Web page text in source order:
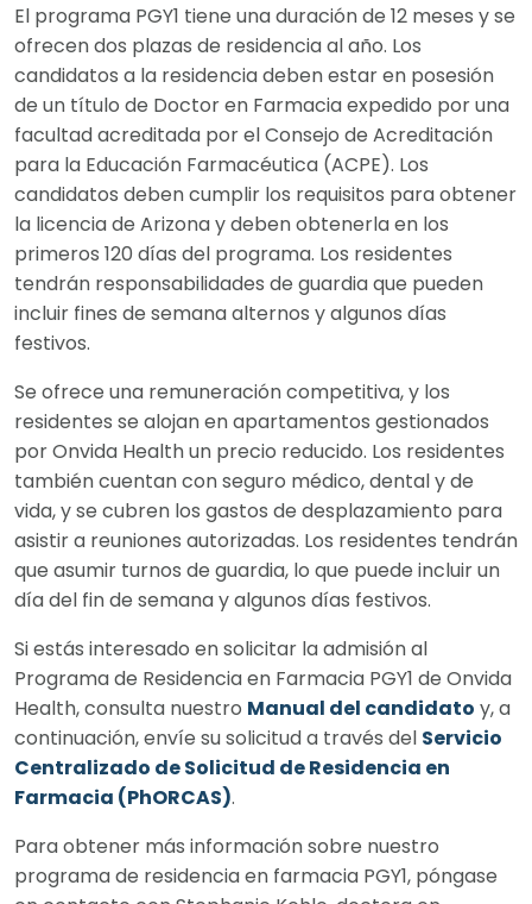
El programa PGY1 tiene una duración de 12 meses y se
ofrecen dos plazas de residencia al año. Los
candidatos a la residencia deben estar en posesión
de un título de Doctor en Farmacia expedido por una
facultad acreditada por el Consejo de Acreditación
para la Educación Farmacéutica (ACPE). Los
candidatos deben cumplir los requisitos para obtener
la licencia de Arizona y deben obtenerla en los
primeros 120 días del programa. Los residentes
tendrán responsabilidades de guardia que pueden
incluir fines de semana alternos y algunos días
festivos.
Se ofrece una remuneración competitiva, y los
residentes se alojan en apartamentos gestionados
por Onvida Health un precio reducido. Los residentes
también cuentan con seguro médico, dental y de
vida, y se cubren los gastos de desplazamiento para
asistir a reuniones autorizadas. Los residentes tendrán
que asumir turnos de guardia, lo que puede incluir un
día del fin de semana y algunos días festivos.
Si estás interesado en solicitar la admisión al
Programa de Residencia en Farmacia PGY1 de Onvida
Health, consulta nuestro Manual del candidato y, a
continuación, envíe su solicitud a través del Servicio
Centralizado de Solicitud de Residencia en
Farmacia (PhORCAS).
Para obtener más información sobre nuestro
programa de residencia en farmacia PGY1, póngase